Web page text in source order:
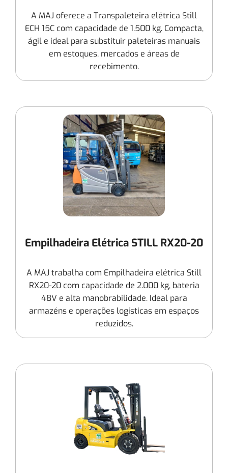
A MAJ oferece a Transpaleteira elétrica Still
ECH 15C com capacidade de 1.500 kg. Compacta,
ágil e ideal para substituir paleteiras manuais
em estoques, mercados e áreas de
recebimento.
Empilhadeira Elétrica STILL RX20-20
A MAJ trabalha com Empilhadeira elétrica Still
RX20-20 com capacidade de 2.000 kg, bateria
48V e alta manobrabilidade. Ideal para
armazéns e operações logísticas em espaços
reduzidos.